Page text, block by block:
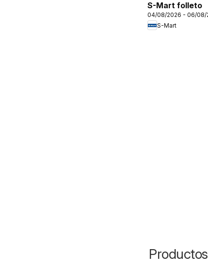
S-Mart folleto
04/08/2026 - 06/08/
S-Mart